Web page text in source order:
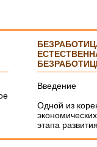
Введение
Одной из
этапа